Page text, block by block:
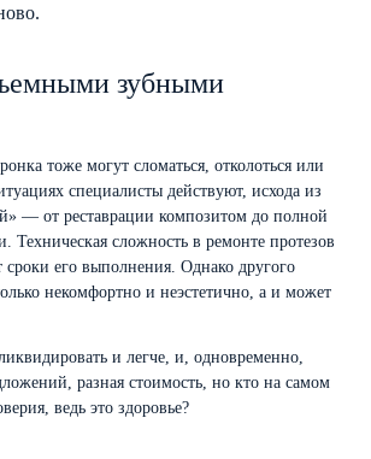
зубными
тоже могут сломаться, отколоться или
специалисты действуют, исхода из
— от реставрации композитом до полной
Техническая сложность в ремонте протезов
сроки его выполнения. Однако другого
некомфортно и неэстетично, а и может
и легче, и, одновременно,
разная стоимость, но кто на самом
ведь это здоровье?